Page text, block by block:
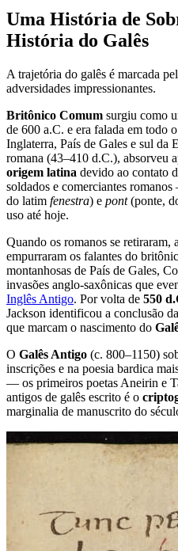
Uma História de
História do Galês
A trajetória do galês é marcada
adversidades impressionantes.
Britônico Comum surgiu como
de 600 a.C. e era falada em todo
Inglaterra, País de Gales e sul da
romana (43–410 d.C.), absorveu
origem latina devido ao contato
soldados e comerciantes
do latim fenestra) e pont(ponte,
uso até hoje.
Quando os romanos se retiraram,
empurraram os falantes do
montanhosas de País de Gales,
invasões anglo-saxônicas que
Inglês Antigo. Por volta de 550
Jackson identificou a conclusão
que marcam o nascimento do
O Galês Antigo (c. 800–1150)
inscrições e na poesia bardica
— os primeiros poetas Aneirin e
antigos de galês escrito é o
marginalia de manuscrito do